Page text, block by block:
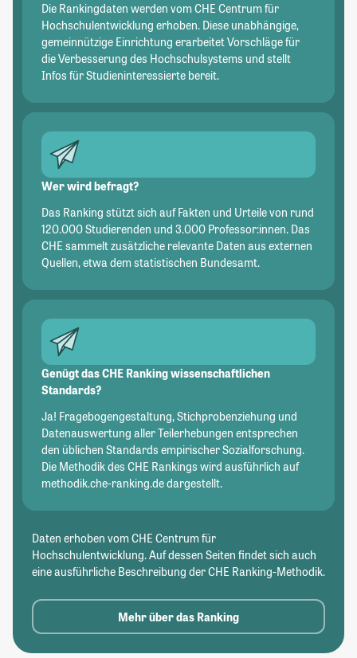
Die Rankingdaten werden vom CHE Centrum für
Hochschulentwicklung erhoben. Diese unabhängige,
gemeinnützige Einrichtung erarbeitet Vorschläge für
die Verbesserung des Hochschulsystems und stellt
Infos für Studieninteressierte bereit.
Wer wird befragt?
Das Ranking stützt sich auf Fakten und Urteile von rund
120.000 Studierenden und 3.000 Professor:innen. Das
CHE sammelt zusätzliche relevante Daten aus externen
Quellen, etwa dem statistischen Bundesamt.
Genügt das CHE Ranking wissenschaftlichen
Standards?
Ja! Fragebogengestaltung, Stichprobenziehung und
Datenauswertung aller Teilerhebungen entsprechen
den üblichen Standards empirischer Sozialforschung.
Die Methodik des CHE Rankings wird ausführlich auf
methodik.che-ranking.de dargestellt.
Daten erhoben vom CHE Centrum für
Hochschulentwicklung. Auf dessen Seiten findet sich auch
eine ausführliche Beschreibung der CHE Ranking-Methodik.
Mehr über das Ranking